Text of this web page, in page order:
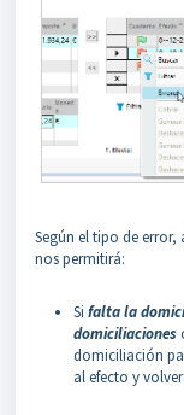
Según el tipo de
nos permitirá:
Si falta la
domiciliaciones
domiciliación
al efecto y